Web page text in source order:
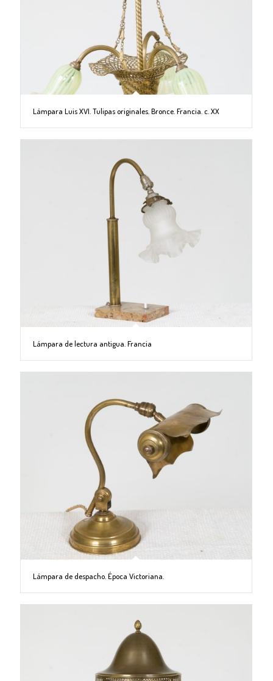
Lámpara Luis XVI. Tulipas originales. Bronce. Francia. c. XX
Lámpara de lectura antigua. Francia
Lámpara de despacho. Época Victoriana.